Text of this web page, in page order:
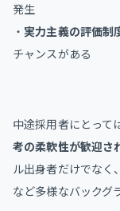
発生
・ 実力主義の評価制
チャンスがある
中途採用者にとって
考の柔軟性が歓迎さ
ル出身者だけでなく
など多様なバックグ